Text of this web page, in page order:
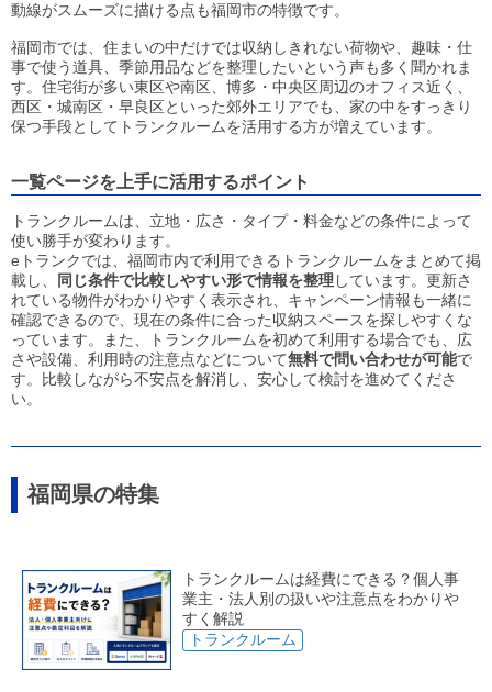
動線がスムーズに描ける点も福岡市の特徴です。
福岡市では、住まいの中だけでは収納しきれない荷物や、趣味・仕
事で使う道具、季節用品などを整理したいという声も多く聞かれま
す。住宅街が多い東区や南区、博多・中央区周辺のオフィス近く、
西区・城南区・早良区といった郊外エリアでも、家の中をすっきり
保つ手段としてトランクルームを活用する方が増えています。
一覧ページを上手に活用するポイント
トランクルームは、立地・広さ・タイプ・料金などの条件によって
使い勝手が変わります。
eトランクでは、福岡市内で利用できるトランクルームをまとめて掲
載し、
同じ条件で比較しやすい形で情報を整理しています。更新さ
れている物件がわかりやすく表示され、キャンペーン情報も一緒に
確認できるので、現在の条件に合った収納スペースを探しやすくな
っています。また、トランクルームを初めて利用する場合でも、広
さや設備、利用時の注意点などについて無料で問い合わせが可能で
す。比較しながら不安点を解消し、安心して検討を進めてくださ
い。
福岡県の特集
トランクルームは経費にできる？個人事
業主・法人別の扱いや注意点をわかりや
すく解説
トランクルーム